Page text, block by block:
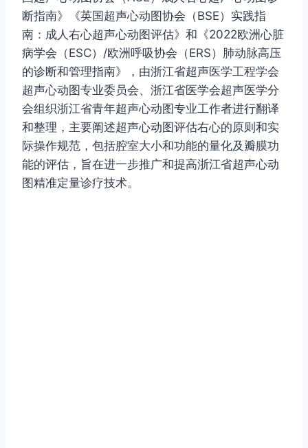
断指南》《英国超声心动图协会（BSE）实践指
南：成人右心超声心动图评估》和《2022欧洲心脏
病学会（ESC）/欧洲呼吸协会（ERS）肺动脉高压
的诊断和管理指南》，由浙江省超声医学工程学会
超声心动图专业委员会、浙江省医学会超声医学分
会组织浙江省青年超声心动图专业工作者进行翻译
和整理，主要阐述超声心动图评估右心的原则和实
际操作规范，包括腔室大小和功能的量化及瓣膜功
能的评估，旨在进一步推广和提高浙江省超声心动
图精准定量诊疗技术。